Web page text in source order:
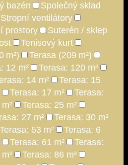
bazén
Společný sklad
Stropní ventilátory
prostory
Suterén / sklep
Tenisový kurt
m²)
Terasa (209 m²)
12 m²
Terasa: 120 m²
14 m²
Terasa: 15
Terasa: 17 m²
Terasa:
Terasa: 25 m²
27 m²
Terasa: 30 m²
Terasa: 53 m²
Terasa: 6
Terasa: 61 m²
Terasa:
Terasa: 86 m²